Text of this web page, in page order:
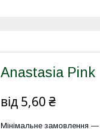
Anastasia Pink
від 5,60 ₴
Мінімальне замовлення